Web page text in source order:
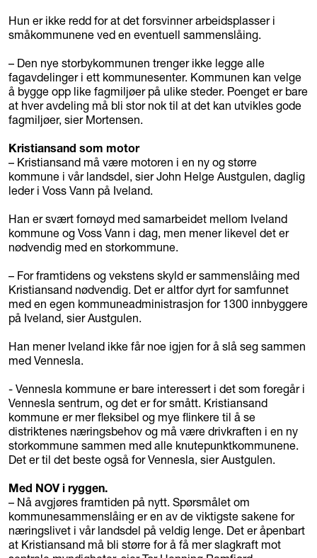
Hun er ikke redd for at det forsvinner arbeidsplasser i
småkommunene ved en eventuell sammenslåing.
– Den nye storbykommunen trenger ikke legge alle
fagavdelinger i ett kommunesenter. Kommunen kan velge
å bygge opp like fagmiljøer på ulike steder. Poenget er bare
at hver avdeling må bli stor nok til at det kan utvikles gode
fagmiljøer, sier Mortensen.
Kristiansand som motor
– Kristiansand må være motoren i en ny og større
kommune i vår landsdel, sier John Helge Austgulen, daglig
leder i Voss Vann på Iveland.
Han er svært fornøyd med samarbeidet mellom Iveland
kommune og Voss Vann i dag, men mener likevel det er
nødvendig med en storkommune.
– For framtidens og vekstens skyld er sammenslåing med
Kristiansand nødvendig. Det er altfor dyrt for samfunnet
med en egen kommuneadministrasjon for 1300 innbyggere
på Iveland, sier Austgulen.
Han mener Iveland ikke får noe igjen for å slå seg sammen
med Vennesla.
- Vennesla kommune er bare interessert i det som foregår i
Vennesla sentrum, og det er for smått. Kristiansand
kommune er mer fleksibel og mye flinkere til å se
distriktenes næringsbehov og må være drivkraften i en ny
storkommune sammen med alle knutepunktkommunene.
Det er til det beste også for Vennesla, sier Austgulen.
Med NOV i ryggen.
– Nå avgjøres framtiden på nytt. Spørsmålet om
kommunesammenslåing er en av de viktigste sakene for
næringslivet i vår landsdel på veldig lenge. Det er åpenbart
at Kristiansand må bli større for å få mer slagkraft mot